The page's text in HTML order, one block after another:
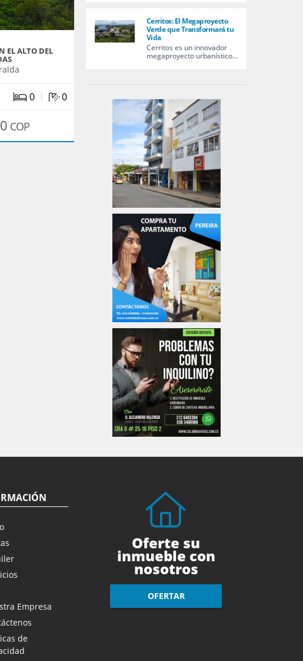
EL ALTO DEL
0| 0
COP
Cerritos: El Megaproyecto
Verde que Transformará tu
Vida
Cerritos es un innovador
megaproyecto urbanístico…
Empresa
de
Oferte su
inmueble con
nosotros
OFERTAR